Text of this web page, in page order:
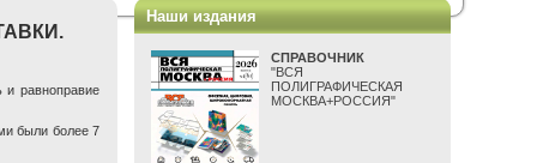
и равноправие
были более 7
Наши издания
СПРАВОЧНИК
"ВСЯ
ПОЛИГРАФИЧЕСКАЯ
МОСКВА+РОССИЯ"